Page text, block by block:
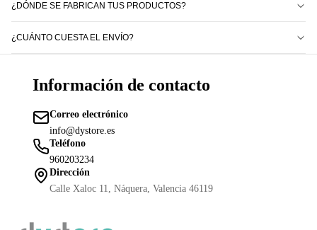
¿DÓNDE SE FABRICAN TUS PRODUCTOS?
¿CUÁNTO CUESTA EL ENVÍO?
Información de contacto
Correo electrónico
info@dystore.es
Teléfono
960203234
Dirección
Calle Xaloc 11, Náquera, Valencia 46119
Política de reembolso
Política de privacidad
Términos del servicio
Información de contacto